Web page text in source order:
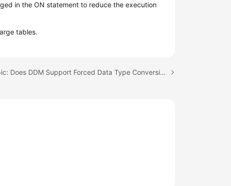
in the ON statement to reduce the execution
tables.
Next topic: Does DDM Support Forced Data Type Conversion?